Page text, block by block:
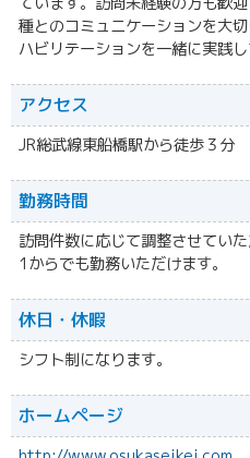
種とのコミュニケーションを大
ハビリテーションを一緒に実践し
アクセス
JR総武線東船橋駅から徒歩３分
勤務時間
訪問件数に応じて調整させてい
1からでも勤務いただけます。
休日・休暇
シフト制になります。
ホームページ